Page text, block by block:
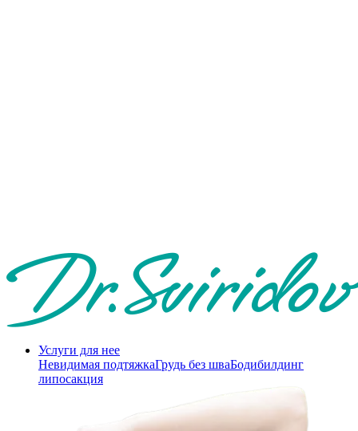
Услуги для нее
Невидимая подтяжкаГрудь без шваБодибилдинг
липосакция